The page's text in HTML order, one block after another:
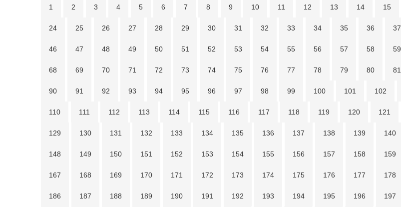
1 2 3 4 5 6 7 8 9 10 11 12 13 14 15
24 25 26 27 28 29 30 31 32 33 34 35 36 37
46 47 48 49 50 51 52 53 54 55 56 57 58 59
68 69 70 71 72 73 74 75 76 77 78 79 80 81
90 91 92 93 94 95 96 97 98 99 100 101 102
110 111 112 113 114 115 116 117 118 119 120 121
129 130 131 132 133 134 135 136 137 138 139 140
148 149 150 151 152 153 154 155 156 157 158 159
167 168 169 170 171 172 173 174 175 176 177 178
186 187 188 189 190 191 192 193 194 195 196 197